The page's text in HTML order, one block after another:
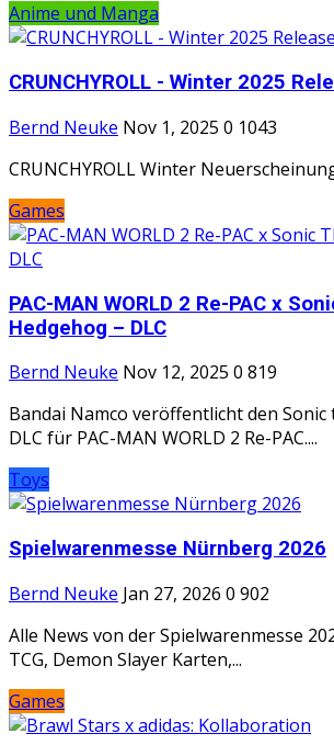
Anime und Manga
CRUNCHYROLL - Winter 2025
Bernd Neuke Nov 1, 2025 0 1043
CRUNCHYROLL Winter
Games
PAC-MAN WORLD 2 Re-PAC x
Hedgehog – DLC
Bernd Neuke Nov 12, 2025 0 819
Bandai Namco veröffentlicht den
DLC für PAC-MAN WORLD 2 Re-PAC....
Toys
Spielwarenmesse Nürnberg 2026
Bernd Neuke Jan 27, 2026 0 902
Alle News von der Spielwarenmesse
TCG, Demon Slayer Karten,...
Games